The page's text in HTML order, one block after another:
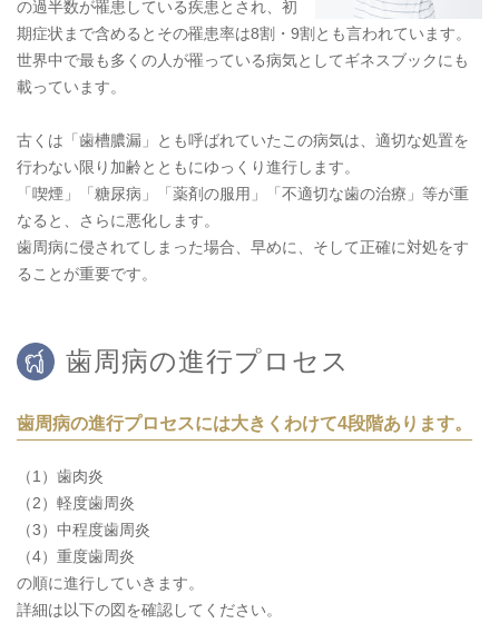
の過半数が罹患している疾患とされ、初
期症状まで含めるとその罹患率は8割・9割とも言われています。
世界中で最も多くの人が罹っている病気としてギネスブックにも
載っています。
古くは「歯槽膿漏」とも呼ばれていたこの病気は、適切な処置を
行わない限り加齢とともにゆっくり進行します。
「喫煙」「糖尿病」「薬剤の服用」「不適切な歯の治療」等が重
なると、さらに悪化します。
歯周病に侵されてしまった場合、早めに、そして正確に対処をす
ることが重要です。
歯周病の進行プロセス
歯周病の進行プロセスには大きくわけて4段階あります。
（1）歯肉炎
（2）軽度歯周炎
（3）中程度歯周炎
（4）重度歯周炎
の順に進行していきます。
詳細は以下の図を確認してください。